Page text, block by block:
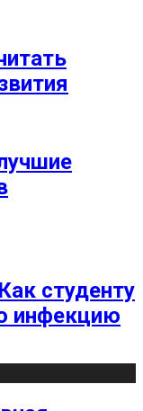
студенту
инфекцию